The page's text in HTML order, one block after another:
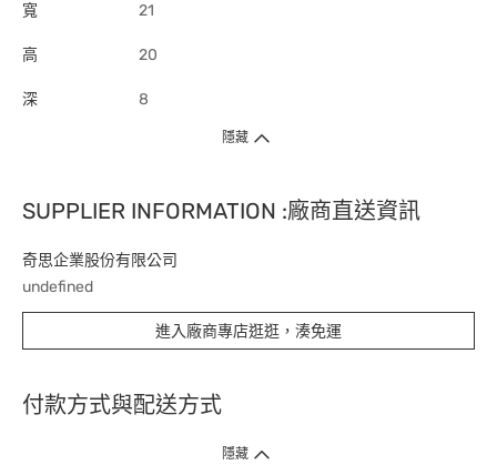
寬 21
高 20
深 8
隱藏
SUPPLIER INFORMATION :廠商直送資訊
奇思企業股份有限公司
undefined
進入廠商專店逛逛，湊免運
付款方式與配送方式
隱藏